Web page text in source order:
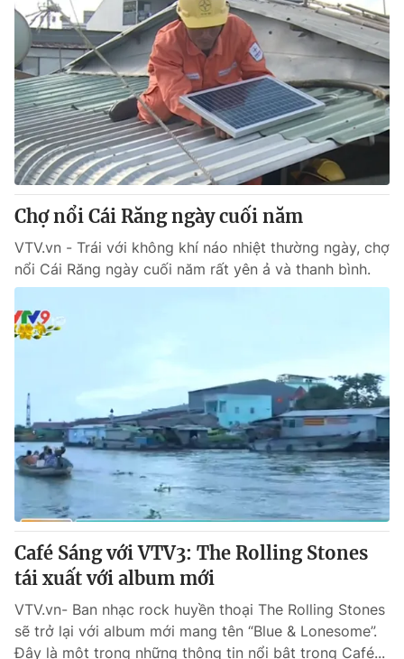
Chợ nổi Cái Răng ngày cuối năm
VTV.vn - Trái với không khí náo nhiệt thường ngày, chợ
nổi Cái Răng ngày cuối năm rất yên ả và thanh bình.
Café Sáng với VTV3: The Rolling Stones
tái xuất với album mới
VTV.vn- Ban nhạc rock huyền thoại The Rolling Stones
sẽ trở lại với album mới mang tên “Blue & Lonesome”.
Đây là một trong những thông tin nổi bật trong Café...